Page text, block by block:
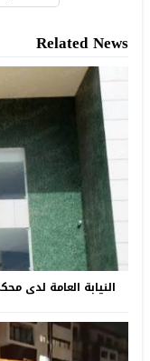
Related News
النيابة العامة لدى